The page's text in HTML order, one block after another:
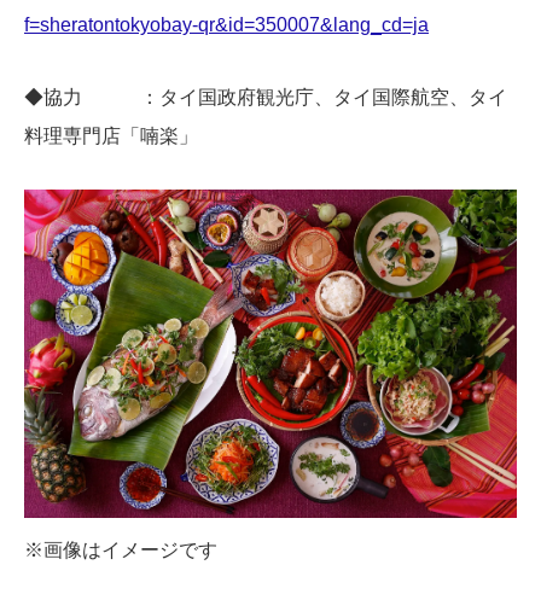
f=sheratontokyobay-qr&id=350007&lang_cd=ja
◆協力 ：タイ国政府観光庁、タイ国際航空、タイ
料理専門店「喃楽」
※画像はイメージです